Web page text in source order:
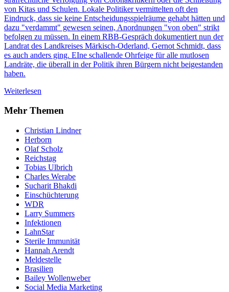
von Kitas und Schulen. Lokale Politiker vermittelten oft den
Eindruck, dass sie keine Entscheidungsspielräume gehabt hätten und
dazu "verdammt" gewesen seinen, Anordnungen "von oben" strikt
befolgen zu müssen. In einem RBB-Gespräch dokumentiert nun der
Landrat des Landkreises Märkisch-Oderland, Gernot Schmidt, dass
es auch anders ging. EIne schallende Ohrfeige für alle mutlosen
Landräte, die überall in der Politik ihren Bürgern nicht beigestanden
haben.
Weiterlesen
Mehr Themen
Christian Lindner
Herborn
Olaf Scholz
Reichstag
Tobias Ulbrich
Charles Werabe
Sucharit Bhakdi
Einschüchterung
WDR
Larry Summers
Infektionen
LahnStar
Sterile Immunität
Hannah Arendt
Meldestelle
Brasilien
Bailey Wollenweber
Social Media Marketing